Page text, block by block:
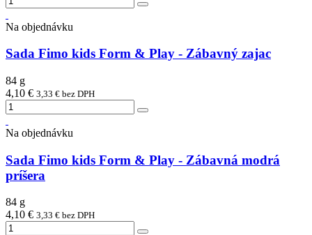
Na objednávku
Sada Fimo kids Form & Play - Zábavný zajac
84 g
4,10 € 3,33 € bez DPH
Na objednávku
Sada Fimo kids Form & Play - Zábavná modrá
príšera
84 g
4,10 € 3,33 € bez DPH